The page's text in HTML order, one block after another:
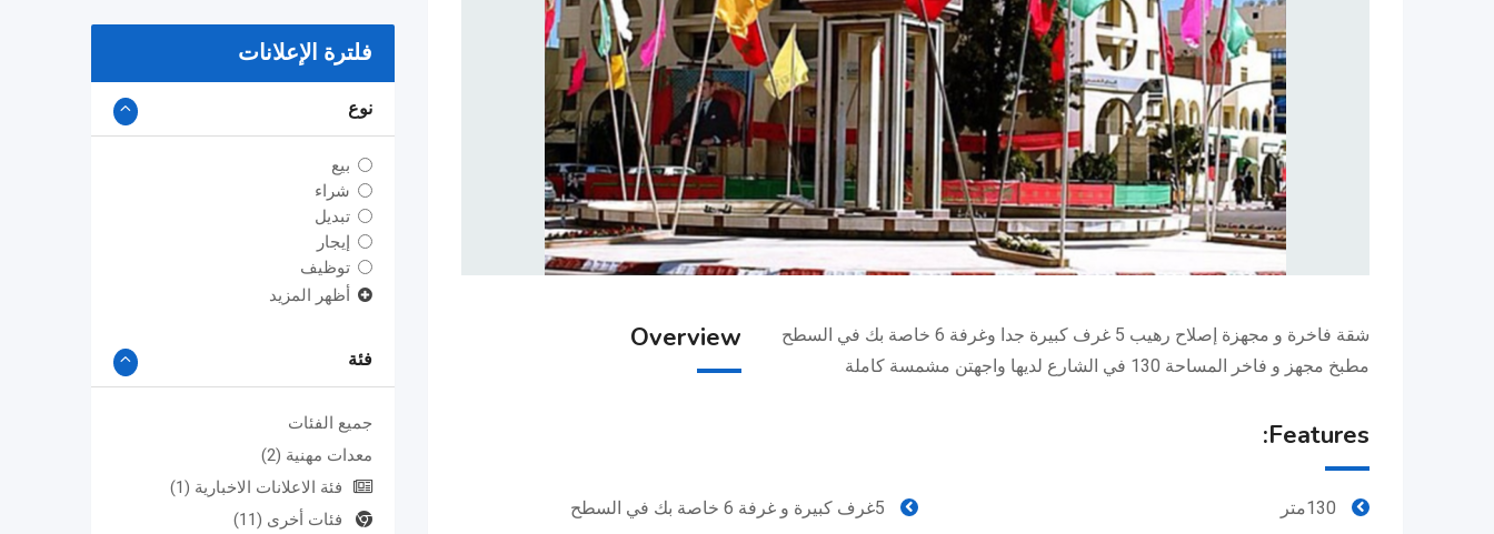
شقة فاخرة و مجهزة إصلاح رهيب 5 غرف كبيرة جدا وغرفة 6 خاصة بك في السطح
مطبخ مجهز و فاخر المساحة 130 في الشارع لديها واجهتن مشمسة كاملة
Overview
Features:
130متر
5غرف كبيرة و غرفة 6 خاصة بك في السطح
فلترة الإعلانات
نوع
بيع
شراء
تبديل
إيجار
توظيف
أظهر المزيد
فئة
جميع الفئات
معدات مهنية (2)
فئة الاعلانات الاخبارية (1)
فئات أخرى (11)